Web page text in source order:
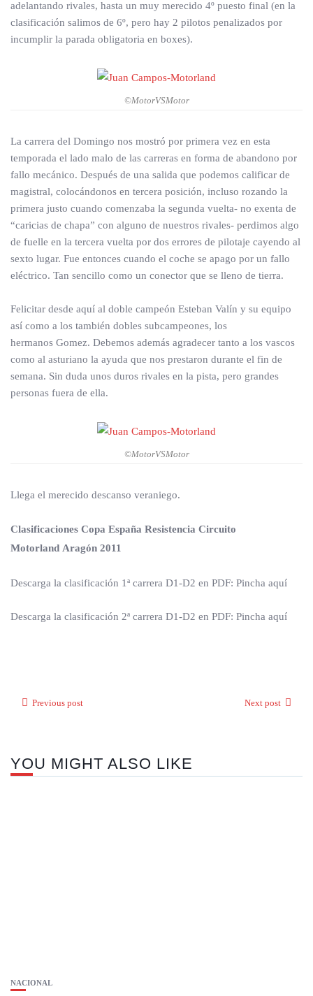
adelantando rivales, hasta un muy merecido 4º puesto final (en la
clasificación salimos de 6º, pero hay 2 pilotos penalizados por
incumplir la parada obligatoria en boxes).
©MotorVSMotor
La carrera del Domingo nos mostró por primera vez en esta
temporada el lado malo de las carreras en forma de abandono por
fallo mecánico. Después de una salida que podemos calificar de
magistral, colocándonos en tercera posición, incluso rozando la
primera justo cuando comenzaba la segunda vuelta- no exenta de
“caricias de chapa” con alguno de nuestros rivales- perdimos algo
de fuelle en la tercera vuelta por dos errores de pilotaje cayendo al
sexto lugar. Fue entonces cuando el coche se apago por un fallo
eléctrico. Tan sencillo como un conector que se lleno de tierra.
Felicitar desde aquí al doble campeón Esteban Valín y su equipo
así como a los también dobles subcampeones, los
hermanos Gomez. Debemos además agradecer tanto a los vascos
como al asturiano la ayuda que nos prestaron durante el fin de
semana. Sin duda unos duros rivales en la pista, pero grandes
personas fuera de ella.
©MotorVSMotor
Llega el merecido descanso veraniego.
Clasificaciones Copa España Resistencia Circuito
Motorland Aragón 2011
Descarga la clasificación 1ª carrera D1-D2 en PDF: Pincha aquí
Descarga la clasificación 2ª carrera D1-D2 en PDF: Pincha aquí
Previous post Next post
YOU MIGHT ALSO LIKE
NACIONAL